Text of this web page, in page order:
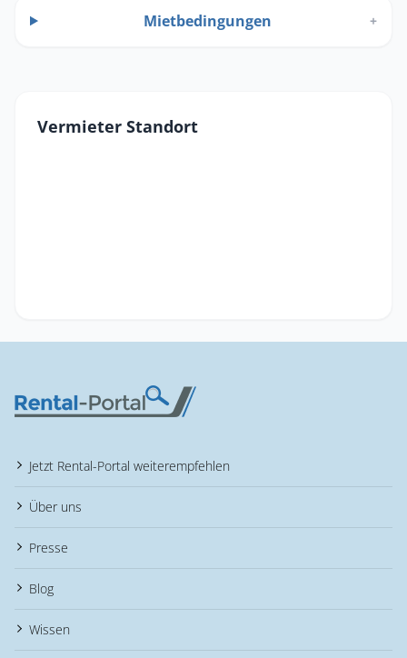
Mietbedingungen +
Vermieter Standort
Jetzt Rental-Portal weiterempfehlen
Über uns
Presse
Blog
Wissen